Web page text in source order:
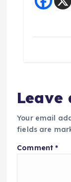
Leave
Your email
fields are
Comment*